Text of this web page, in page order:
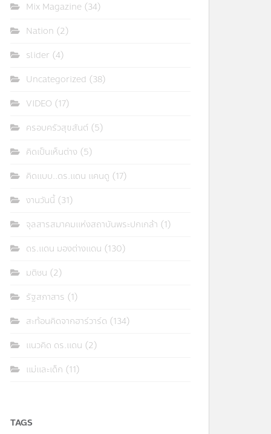
Mix Magazine (34)
Nation (2)
slider (4)
Uncategorized (38)
VIDEO (17)
ครอบครัวสุขสันต์ (5)
คิดเป็นเห็นต่าง (5)
คิดแบบ..ดร.แดน แคนดู (17)
งานวันนี้ (31)
จุลสารสมาคมแห่งสถาบันพระปกเกล้า (1)
ดร.แดน มองต่างแดน (130)
มติชน (2)
รัฐสภาสาร (1)
สะท้อนคิดจากฮาร์วาร์ด (134)
แนวคิด ดร.แดน (2)
แม่และเด็ก (11)
TAGS